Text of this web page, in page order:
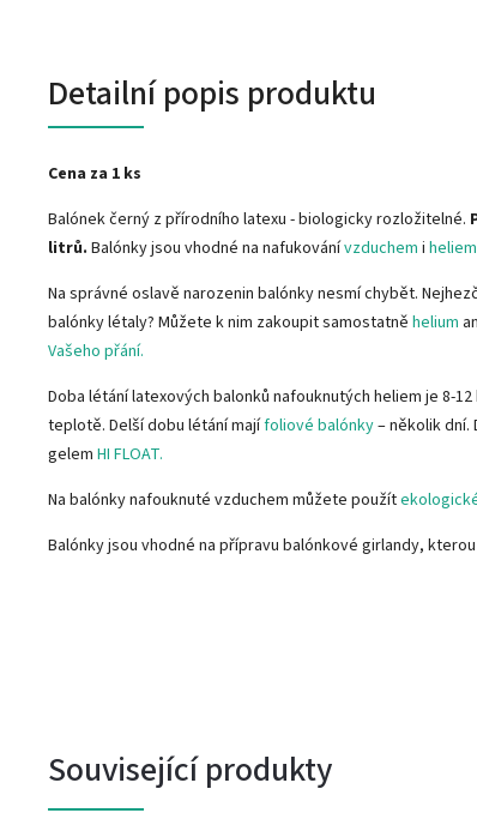
Detailní popis produktu
Cena za 1 ks
Balónek černý z přírodního latexu - biologicky rozložitelné.
litrů. Balónky jsou vhodné na nafukovánívzduchem i heliem
Na správné oslavě narozenin balónky nesmí chybět.
balónky létaly? Můžete k nim zakoupit samostatně helium
Vašeho přání.
Doba létání latexových balonků nafouknutých heliem je 8-
teplotě. Delší dobu létání majífoliové balónky– několik
gelem HI FLOAT.
Na balónky nafouknuté vzduchem můžete použít
Balónky jsou vhodné na přípravu balónkové girlandy,
Související produkty